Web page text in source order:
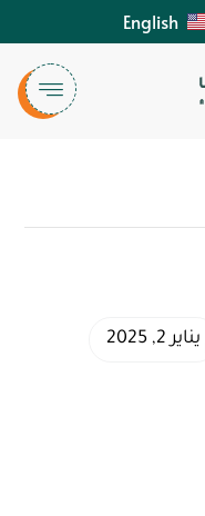
English
يناير 2, 2025